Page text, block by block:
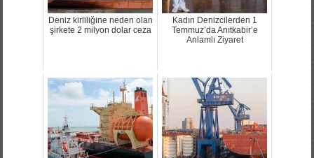
Deniz kirliliğine neden olan
şirkete 2 milyon dolar ceza
Kadın Denizcilerden 1
Temmuz’da Anıtkabir’e
Anlamlı Ziyaret